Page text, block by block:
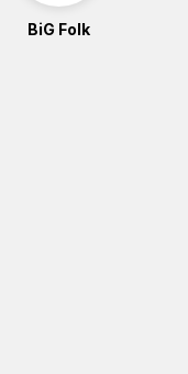
BiG Folk